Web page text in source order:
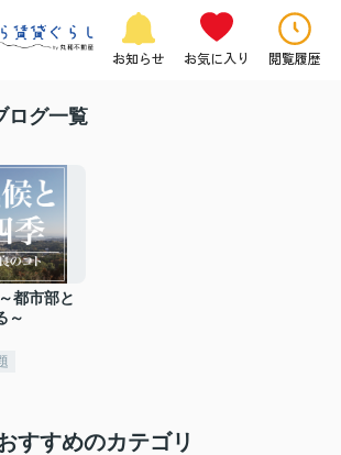
お知らせ お気に入り 閲覧履歴
ログ一覧
都市部と
～
すすめのカテゴリ